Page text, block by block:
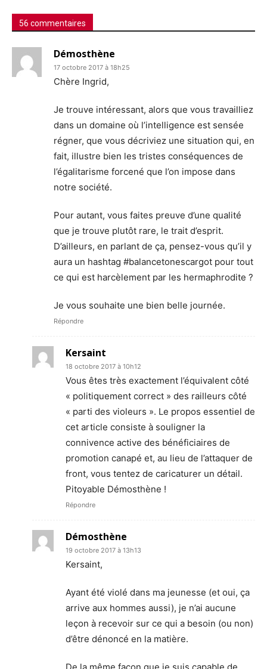
56 commentaires
Démosthène
17 octobre 2017 à 18h25
Chère Ingrid,
Je trouve intéressant, alors que vous travailliez
dans un domaine où l’intelligence est sensée
régner, que vous décriviez une situation qui, en
fait, illustre bien les tristes conséquences de
l’égalitarisme forcené que l’on impose dans
notre société.
Pour autant, vous faites preuve d’une qualité
que je trouve plutôt rare, le trait d’esprit.
D’ailleurs, en parlant de ça, pensez-vous qu’il y
aura un hashtag #balancetonescargot pour tout
ce qui est harcèlement par les hermaphrodite ?
Je vous souhaite une bien belle journée.
Répondre
Kersaint
18 octobre 2017 à 10h12
Vous êtes très exactement l’équivalent côté
« politiquement correct » des railleurs côté
« parti des violeurs ». Le propos essentiel de
cet article consiste à souligner la
connivence active des bénéficiaires de
promotion canapé et, au lieu de l’attaquer de
front, vous tentez de caricaturer un détail.
Pitoyable Démosthène !
Répondre
Démosthène
19 octobre 2017 à 13h13
Kersaint,
Ayant été violé dans ma jeunesse (et oui, ça
arrive aux hommes aussi), je n’ai aucune
leçon à recevoir sur ce qui a besoin (ou non)
d’être dénoncé en la matière.